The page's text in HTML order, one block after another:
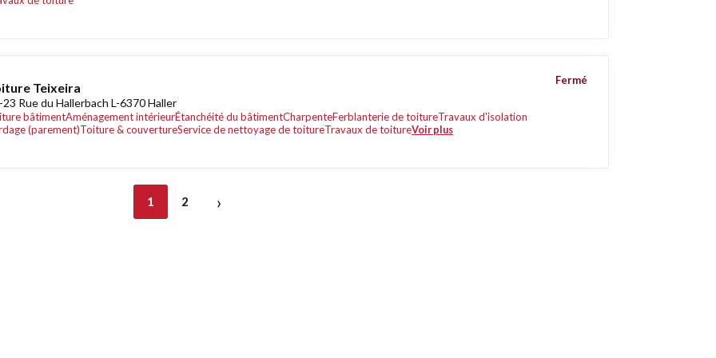
Teixeira
23 Rue du Hallerbach L-6370 Haller
bâtimentAménagement intérieurÉtanchéité du bâtimentCharpenteFerblanterie de toitureTravaux d'isolation
(parement)Toiture & couvertureService de nettoyage de toitureTravaux de toitureVoir plus
Fermé
1 2 ›